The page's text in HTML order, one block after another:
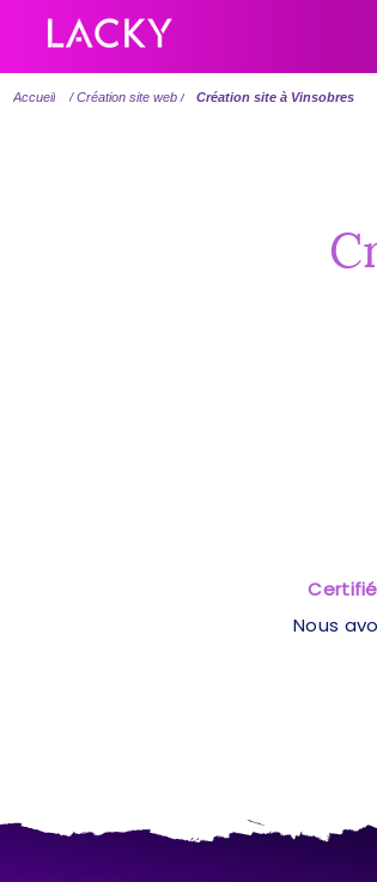
Accueil / Création site web / Création site à Vinsobres
Nous